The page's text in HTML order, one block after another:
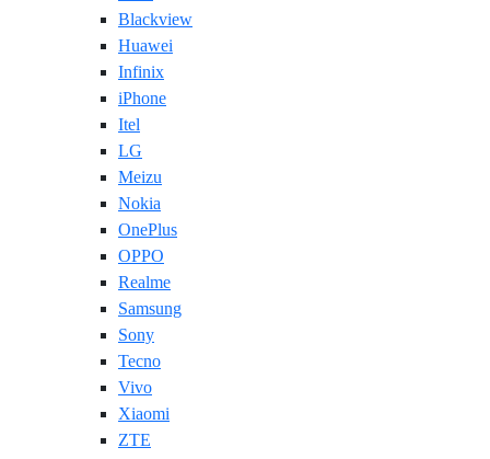
Blackview
Huawei
Infinix
iPhone
Itel
LG
Meizu
Nokia
OnePlus
OPPO
Realme
Samsung
Sony
Tecno
Vivo
Xiaomi
ZTE